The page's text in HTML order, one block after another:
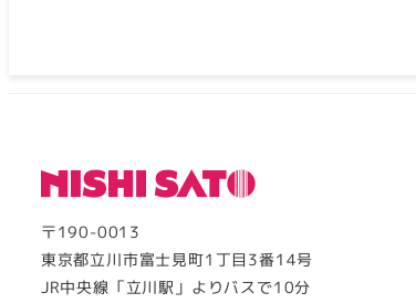
〒190-0013
東京都立川市富士見町1丁目3番14号
JR中央線「立川駅」よりバスで10分